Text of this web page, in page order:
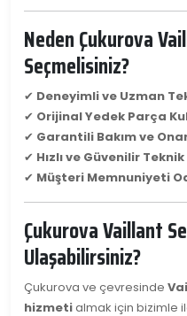
Neden Çukurova
Seçmelisiniz?
✔ Deneyimli ve Uzman
✔ Orijinal Yedek Parça
✔ Garantili Bakım ve
✔ Hızlı ve Güvenilir
✔ Müşteri Memnuniyeti
Çukurova Vaillant
Ulaşabilirsiniz?
Çukurova ve çevresinde
hizmetialmak için bizimle